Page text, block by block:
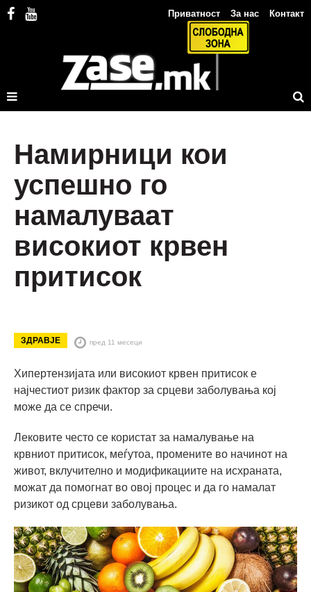
Приватност За нас Контакт
Намирници кои
успешно го
намалуваат
високиот крвен
притисок
ЗДРАВЈЕ пред 11 месеци
Хипертензијата или високиот крвен притисок е
најчестиот ризик фактор за срцеви заболувања кој
може да се спречи.
Лековите често се користат за намалување на
крвниот притисок, меѓутоа, промените во начинот на
живот, вклучително и модификациите на исхраната,
можат да помогнат во овој процес и да го намалат
ризикот од срцеви заболувања.